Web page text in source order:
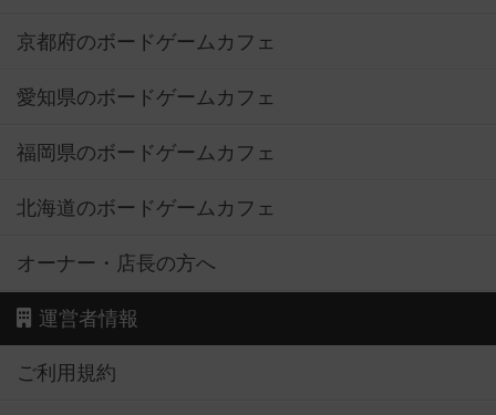
京都府のボードゲームカフェ
愛知県のボードゲームカフェ
福岡県のボードゲームカフェ
北海道のボードゲームカフェ
オーナー・店長の方へ
運営者情報
ご利用規約